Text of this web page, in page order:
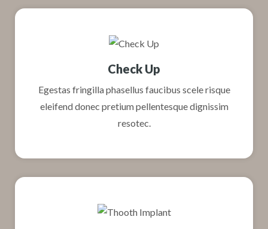
Check Up
Egestas fringilla phasellus faucibus scele risque
eleifend donec pretium pellentesque dignissim
resotec.